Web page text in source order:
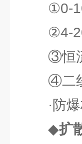
①0-
②4-
③恒流
④二线
·防爆
◆扩